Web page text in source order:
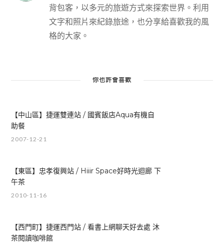
背包客，以多元的旅遊方式來探索世界。利用
文字和照片來紀錄旅途，也分享給喜歡我的風
格的大家。
你也許會喜歡
【中山區】捷運雙連站 / 國賓飯店Aqua有機自
助餐
2007-12-21
【東區】忠孝復興站 / Hiiir Space好時光迴廊 下
午茶
2010-11-16
【西門町】捷運西門站 / 看書上網聊天好去處 沐
茶閱讀咖啡館